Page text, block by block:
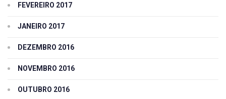
FEVEREIRO 2017
JANEIRO 2017
DEZEMBRO 2016
NOVEMBRO 2016
OUTUBRO 2016